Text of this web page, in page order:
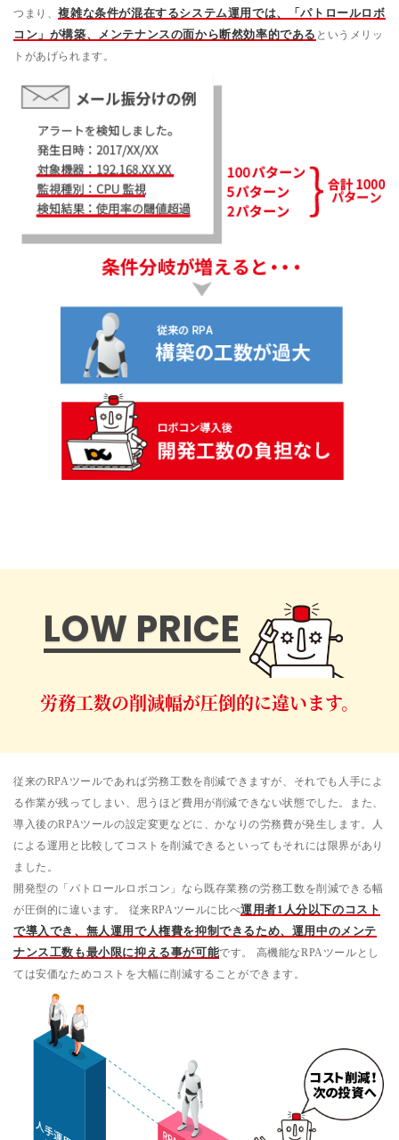
つまり、複雑な条件が混在するシステム運用では、「パトロールロボ
コン」が構築、メンテナンスの面から断然効率的である というメリッ
トがあげられます。
LOW PRICE
労務工数の削減幅が圧倒的に違います。
従来のRPAツールであれば労務工数を削減できますが、それでも人手によ
る作業が残ってしまい、思うほど費用が削減できない状態でした。また、
導入後のRPAツールの設定変更などに、かなりの労務費が発生します。人
による運用と比較してコストを削減できるといってもそれには限界があり
ました。
開発型の「パトロールロボコン」なら既存業務の労務工数を削減できる幅
が圧倒的に違います。 従来RPAツールに比べ運用者1人分以下のコスト
で導入でき、無人運用で人権費を抑制できるため、運用中のメンテ
ナンス工数も最小限に抑える事が可能です。 高機能なRPAツールとし
ては安価なためコストを大幅に削減することができます。